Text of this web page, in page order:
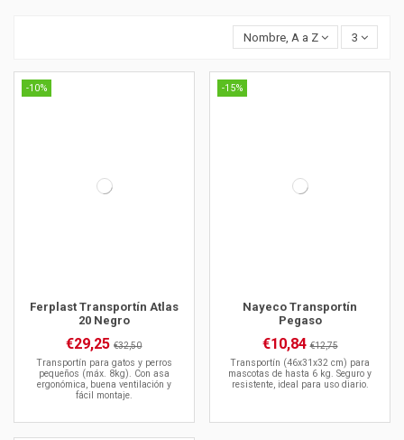
Nombre, A a Z 3
-10%
Ferplast Transportín Atlas
20 Negro
€29,25€32,50
Transportín para gatos y perros
pequeños (máx. 8kg). Con asa
ergonómica, buena ventilación y
fácil montaje.
-15%
Nayeco Transportín
Pegaso
€10,84€12,75
Transportín (46x31x32 cm) para
mascotas de hasta 6 kg. Seguro y
resistente, ideal para uso diario.